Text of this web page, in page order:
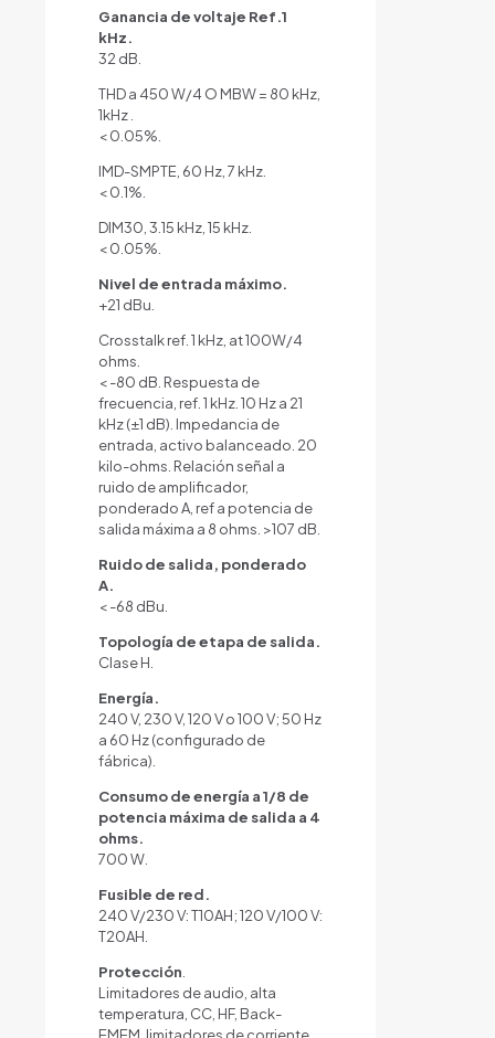
Ganancia de voltaje Ref.1
kHz.
32 dB.
THD a 450 W/4 O MBW = 80 kHz,
1kHz .
< 0.05%.
IMD-SMPTE, 60 Hz, 7 kHz.
< 0.1%.
DIM30, 3.15 kHz, 15 kHz.
< 0.05%.
Nivel de entrada máximo.
+21 dBu.
Crosstalk ref. 1 kHz, at 100W/4
ohms.
< -80 dB. Respuesta de
frecuencia, ref. 1 kHz. 10 Hz a 21
kHz (±1 dB). Impedancia de
entrada, activo balanceado. 20
kilo-ohms. Relación señal a
ruido de amplificador,
ponderado A, ref a potencia de
salida máxima a 8 ohms. >107 dB.
Ruido de salida, ponderado
A.
< -68 dBu.
Topología de etapa de salida.
Clase H.
Energía.
240 V, 230 V, 120 V o 100 V; 50 Hz
a 60 Hz (configurado de
fábrica).
Consumo de energía a 1/8 de
potencia máxima de salida a 4
ohms.
700 W.
Fusible de red.
240 V/230 V: T10AH; 120 V/100 V:
T20AH.
Protección.
Limitadores de audio, alta
temperatura, CC, HF, Back-